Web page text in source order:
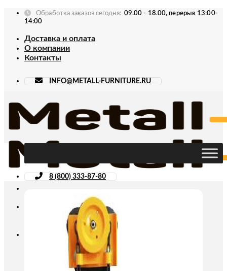
Skip
Обработка заказов сегодня: 09.00 - 18.00, перерыв 13:00-
14:00
Доставка и оплата
О компании
Контакты
INFO@METALL-FURNITURE.RU
8 (800) 333-87-80